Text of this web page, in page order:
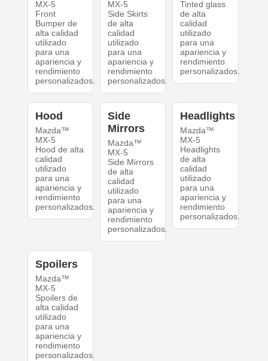
MX-5
Front
Bumper de
alta calidad
utilizado
para una
apariencia y
rendimiento
personalizados.
MX-5
Side Skirts
de alta
calidad
utilizado
para una
apariencia y
rendimiento
personalizados.
Tinted glass
de alta
calidad
utilizado
para una
apariencia y
rendimiento
personalizados.
Hood
Mazda™
MX-5
Hood de alta
calidad
utilizado
para una
apariencia y
rendimiento
personalizados.
Side
Mirrors
Mazda™
MX-5
Side Mirrors
de alta
calidad
utilizado
para una
apariencia y
rendimiento
personalizados.
Headlights
Mazda™
MX-5
Headlights
de alta
calidad
utilizado
para una
apariencia y
rendimiento
personalizados.
Spoilers
Mazda™
MX-5
Spoilers de
alta calidad
utilizado
para una
apariencia y
rendimiento
personalizados.